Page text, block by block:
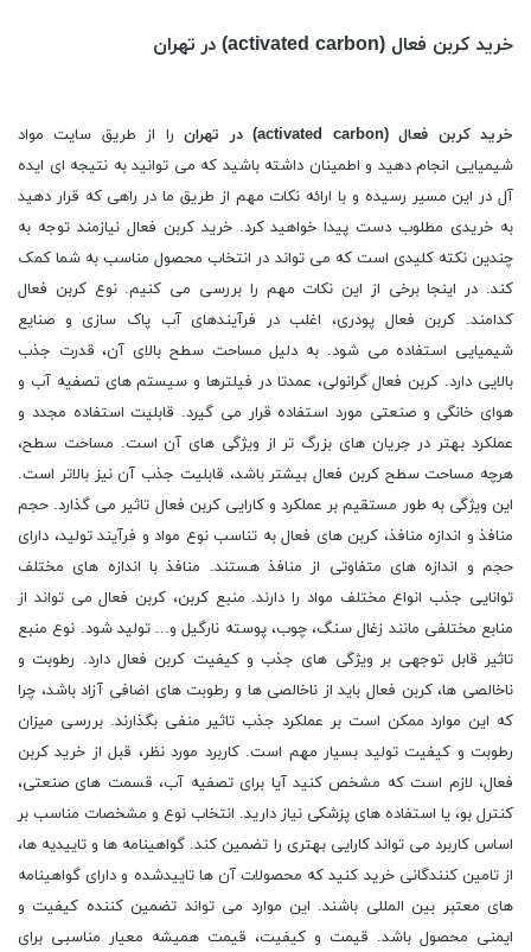
خرید کربن فعال (activated carbon) در تهران
خریدکربن فعال (activated carbon) در تهرانرا از طریق سایت مواد
شیمیایی انجام دهید و اطمینان داشته باشید که می توانید به نتیجه ای ایده
آل در این مسیر رسیده و با ارائه نکات مهم از طریق ما در راهی که قرار دهید
به خریدی مطلوب دست پیدا خواهید کرد. خرید کربن فعال نیازمند توجه به
چندین نکته کلیدی است که می تواند در انتخاب محصول مناسب به شما کمک
کند. در اینجا برخی از این نکات مهم را بررسی می کنیم. نوع کربن فعال
کدامند. کربن فعال پودری، اغلب در فرآیندهای آب پاک سازی و صنایع
شیمیایی استفاده می شود. به دلیل مساحت سطح بالای آن، قدرت جذب
بالایی دارد. کربن فعال گرانولی، عمدتا در فیلترها و سیستم های تصفیه آب و
هوای خانگی و صنعتی مورد استفاده قرار می گیرد. قابلیت استفاده مجدد و
عملکرد بهتر در جریان های بزرگ تر از ویژگی های آن است. مساحت سطح،
هرچه مساحت سطح کربن فعال بیشتر باشد، قابلیت جذب آن نیز بالاتر است.
این ویژگی به طور مستقیم بر عملکرد و کارایی کربن فعال تاثیر می گذارد. حجم
منافذ و اندازه منافذ، کربن های فعال به تناسب نوع مواد و فرآیند تولید، دارای
حجم و اندازه های متفاوتی از منافذ هستند. منافذ با اندازه های مختلف
توانایی جذب انواع مختلف مواد را دارند. منبع کربن، کربن فعال می تواند از
منابع مختلفی مانند زغال سنگ، چوب، پوسته نارگیل و... تولید شود. نوع منبع
تاثیر قابل توجهی بر ویژگی های جذب و کیفیت کربن فعال دارد. رطوبت و
ناخالصی ها، کربن فعال باید از ناخالصی ها و رطوبت های اضافی آزاد باشد، چرا
که این موارد ممکن است بر عملکرد جذب تاثیر منفی بگذارند. بررسی میزان
رطوبت و کیفیت تولید بسیار مهم است. کاربرد مورد نظر، قبل از خرید کربن
فعال، لازم است که مشخص کنید آیا برای تصفیه آب، قسمت های صنعتی،
کنترل بو، یا استفاده های پزشکی نیاز دارید. انتخاب نوع و مشخصات مناسب بر
اساس کاربرد می تواند کارایی بهتری را تضمین کند. گواهینامه ها و تاییدیه ها،
از تامین کنندگانی خرید کنید که محصولات آن ها تاییدشده و دارای گواهینامه
های معتبر بین المللی باشند. این موارد می تواند تضمین کننده کیفیت و
ایمنی محصول باشد. قیمت و کیفیت، قیمت همیشه معیار مناسبی برای